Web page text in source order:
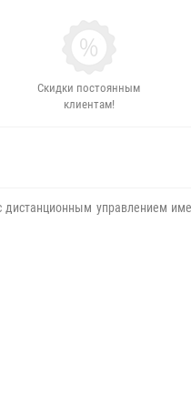
Скидки постоянным
клиентам!
управлением